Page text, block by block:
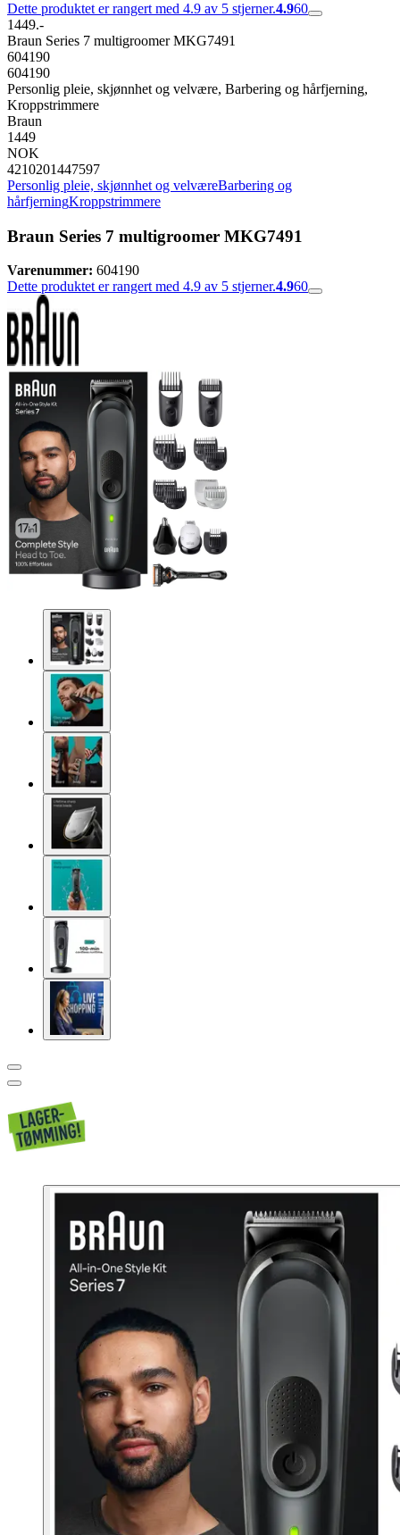
Dette produktet er rangert med 4.9 av 5 stjerner.4.960
1449.-
Braun Series 7 multigroomer MKG7491
604190
604190
Personlig pleie, skjønnhet og velvære, Barbering og hårfjerning,
Kroppstrimmere
Braun
1449
NOK
4210201447597
Personlig pleie, skjønnhet og velværeBarbering og
hårfjerningKroppstrimmere
Braun Series 7 multigroomer MKG7491
Varenummer: 604190
Dette produktet er rangert med 4.9 av 5 stjerner.4.960